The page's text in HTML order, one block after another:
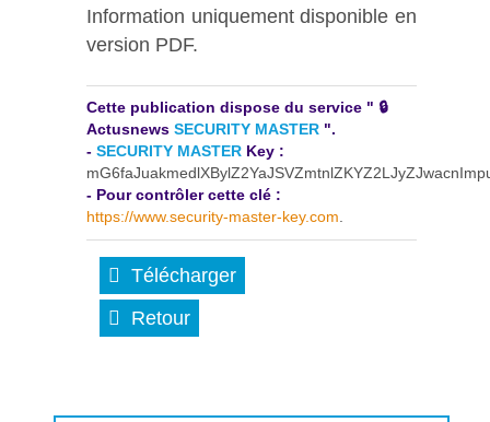
Information uniquement disponible en
version PDF.
Cette publication dispose du service " 🔒
Actusnews SECURITY MASTER ".
- SECURITY MASTER Key :
- Pour contrôler cette clé :
https://www.security-master-key.com
Télécharger
Retour